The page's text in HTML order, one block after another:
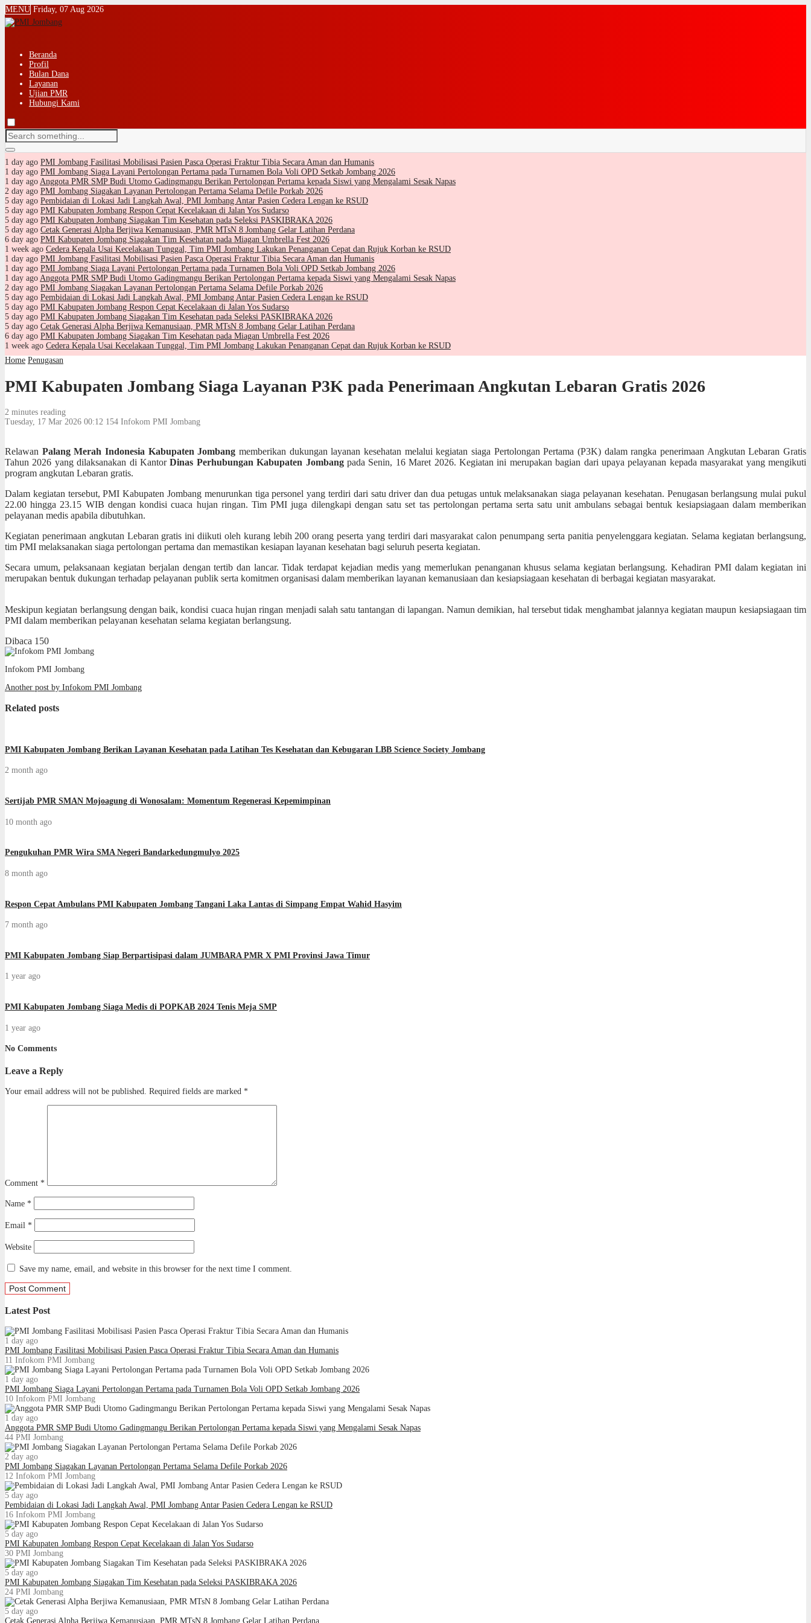
MENU Friday, 07 Aug 2026
Beranda
Profil
Bulan Dana
Layanan
Ujian PMR
Hubungi Kami
1 day ago PMI Jombang Fasilitasi Mobilisasi Pasien Pasca Operasi Fraktur Tibia Secara Aman dan Humanis
1 day ago PMI Jombang Siaga Layani Pertolongan Pertama pada Turnamen Bola Voli OPD Setkab Jombang 2026
1 day ago Anggota PMR SMP Budi Utomo Gadingmangu Berikan Pertolongan Pertama kepada Siswi yang Mengalami Sesak Napas
2 day ago PMI Jombang Siagakan Layanan Pertolongan Pertama Selama Defile Porkab 2026
5 day ago Pembidaian di Lokasi Jadi Langkah Awal, PMI Jombang Antar Pasien Cedera Lengan ke RSUD
5 day ago PMI Kabupaten Jombang Respon Cepat Kecelakaan di Jalan Yos Sudarso
5 day ago PMI Kabupaten Jombang Siagakan Tim Kesehatan pada Seleksi PASKIBRAKA 2026
5 day ago Cetak Generasi Alpha Berjiwa Kemanusiaan, PMR MTsN 8 Jombang Gelar Latihan Perdana
6 day ago PMI Kabupaten Jombang Siagakan Tim Kesehatan pada Miagan Umbrella Fest 2026
1 week ago Cedera Kepala Usai Kecelakaan Tunggal, Tim PMI Jombang Lakukan Penanganan Cepat dan Rujuk Korban ke RSUD
1 day ago PMI Jombang Fasilitasi Mobilisasi Pasien Pasca Operasi Fraktur Tibia Secara Aman dan Humanis
1 day ago PMI Jombang Siaga Layani Pertolongan Pertama pada Turnamen Bola Voli OPD Setkab Jombang 2026
1 day ago Anggota PMR SMP Budi Utomo Gadingmangu Berikan Pertolongan Pertama kepada Siswi yang Mengalami Sesak Napas
2 day ago PMI Jombang Siagakan Layanan Pertolongan Pertama Selama Defile Porkab 2026
5 day ago Pembidaian di Lokasi Jadi Langkah Awal, PMI Jombang Antar Pasien Cedera Lengan ke RSUD
5 day ago PMI Kabupaten Jombang Respon Cepat Kecelakaan di Jalan Yos Sudarso
5 day ago PMI Kabupaten Jombang Siagakan Tim Kesehatan pada Seleksi PASKIBRAKA 2026
5 day ago Cetak Generasi Alpha Berjiwa Kemanusiaan, PMR MTsN 8 Jombang Gelar Latihan Perdana
6 day ago PMI Kabupaten Jombang Siagakan Tim Kesehatan pada Miagan Umbrella Fest 2026
1 week ago Cedera Kepala Usai Kecelakaan Tunggal, Tim PMI Jombang Lakukan Penanganan Cepat dan Rujuk Korban ke RSUD
Home Penugasan
PMI Kabupaten Jombang Siaga Layanan P3K pada Penerimaan Angkutan Lebaran Gratis 2026
2 minutes reading
Tuesday, 17 Mar 2026 00:12 154 Infokom PMI Jombang
Relawan Palang Merah Indonesia Kabupaten Jombang memberikan dukungan layanan kesehatan melalui kegiatan siaga Pertolongan Pertama (P3K) dalam rangka penerimaan Angkutan Lebaran Gratis
Tahun 2026 yang dilaksanakan di KantorDinas Perhubungan Kabupaten Jombangpada Senin, 16 Maret 2026. Kegiatan ini merupakan bagian dari upaya pelayanan kepada masyarakat yang mengikuti
program angkutan Lebaran gratis.
Dalam kegiatan tersebut, PMI Kabupaten Jombang menurunkan tiga personel yang terdiri dari satu driver dan dua petugas untuk melaksanakan siaga pelayanan kesehatan. Penugasan berlangsung mulai pukul
22.00 hingga 23.15 WIB dengan kondisi cuaca hujan ringan. Tim PMI juga dilengkapi dengan satu set tas pertolongan pertama serta satu unit ambulans sebagai bentuk kesiapsiagaan dalam memberikan
pelayanan medis apabila dibutuhkan.
Kegiatan penerimaan angkutan Lebaran gratis ini diikuti oleh kurang lebih 200 orang peserta yang terdiri dari masyarakat calon penumpang serta panitia penyelenggara kegiatan. Selama kegiatan berlangsung,
tim PMI melaksanakan siaga pertolongan pertama dan memastikan kesiapan layanan kesehatan bagi seluruh peserta kegiatan.
Secara umum, pelaksanaan kegiatan berjalan dengan tertib dan lancar. Tidak terdapat kejadian medis yang memerlukan penanganan khusus selama kegiatan berlangsung. Kehadiran PMI dalam kegiatan ini
merupakan bentuk dukungan terhadap pelayanan publik serta komitmen organisasi dalam memberikan layanan kemanusiaan dan kesiapsiagaan kesehatan di berbagai kegiatan masyarakat.
Meskipun kegiatan berlangsung dengan baik, kondisi cuaca hujan ringan menjadi salah satu tantangan di lapangan. Namun demikian, hal tersebut tidak menghambat jalannya kegiatan maupun kesiapsiagaan tim
PMI dalam memberikan pelayanan kesehatan selama kegiatan berlangsung.
Dibaca 150
Infokom PMI Jombang
Another post by Infokom PMI Jombang
Related posts
PMI Kabupaten Jombang Berikan Layanan Kesehatan pada Latihan Tes Kesehatan dan Kebugaran LBB Science Society Jombang
2 month ago
Sertijab PMR SMAN Mojoagung di Wonosalam: Momentum Regenerasi Kepemimpinan
10 month ago
Pengukuhan PMR Wira SMA Negeri Bandarkedungmulyo 2025
8 month ago
Respon Cepat Ambulans PMI Kabupaten Jombang Tangani Laka Lantas di Simpang Empat Wahid Hasyim
7 month ago
PMI Kabupaten Jombang Siap Berpartisipasi dalam JUMBARA PMR X PMI Provinsi Jawa Timur
1 year ago
PMI Kabupaten Jombang Siaga Medis di POPKAB 2024 Tenis Meja SMP
1 year ago
No Comments
Leave a Reply
Your email address will not be published. Required fields are marked *
Comment *
Name *
Email *
Website
Save my name, email, and website in this browser for the next time I comment.
Latest Post
1 day ago
PMI Jombang Fasilitasi Mobilisasi Pasien Pasca Operasi Fraktur Tibia Secara Aman dan Humanis
11 Infokom PMI Jombang
1 day ago
PMI Jombang Siaga Layani Pertolongan Pertama pada Turnamen Bola Voli OPD Setkab Jombang 2026
10 Infokom PMI Jombang
1 day ago
Anggota PMR SMP Budi Utomo Gadingmangu Berikan Pertolongan Pertama kepada Siswi yang Mengalami Sesak Napas
44 PMI Jombang
2 day ago
PMI Jombang Siagakan Layanan Pertolongan Pertama Selama Defile Porkab 2026
12 Infokom PMI Jombang
5 day ago
Pembidaian di Lokasi Jadi Langkah Awal, PMI Jombang Antar Pasien Cedera Lengan ke RSUD
16 Infokom PMI Jombang
5 day ago
PMI Kabupaten Jombang Respon Cepat Kecelakaan di Jalan Yos Sudarso
30 PMI Jombang
5 day ago
PMI Kabupaten Jombang Siagakan Tim Kesehatan pada Seleksi PASKIBRAKA 2026
24 PMI Jombang
5 day ago
Cetak Generasi Alpha Berjiwa Kemanusiaan, PMR MTsN 8 Jombang Gelar Latihan Perdana